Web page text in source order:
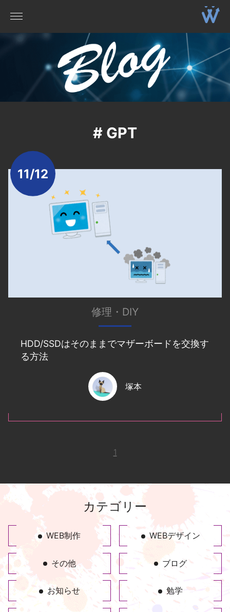
# GPT
11/12
修理・DIY
HDD/SSDはそのままでマザーボードを交換す
る方法
塚本
1
カテゴリー
WEB制作 WEBデザイン
その他 ブログ
お知らせ 勉学